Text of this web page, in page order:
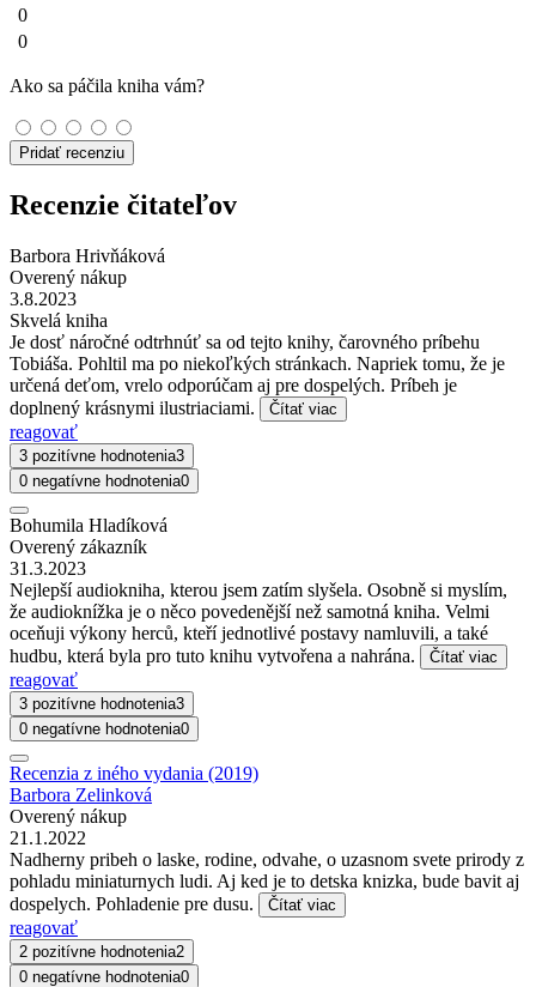
0
0
Ako sa páčila kniha vám?
Pridať recenziu
Recenzie čitateľov
Barbora Hrivňáková
Overený nákup
3.8.2023
Skvelá kniha
Je dosť náročné odtrhnúť sa od tejto knihy, čarovného príbehu
Tobiáša. Pohltil ma po niekoľkých stránkach. Napriek tomu, že je
určená deťom, vrelo odporúčam aj pre dospelých. Príbeh je
doplnený krásnymi ilustriaciami.
Čítať viac
reagovať
3 pozitívne hodnotenia3
0 negatívne hodnotenia0
Bohumila Hladíková
Overený zákazník
31.3.2023
Nejlepší audiokniha, kterou jsem zatím slyšela. Osobně si myslím,
že audioknížka je o něco povedenější než samotná kniha. Velmi
oceňuji výkony herců, kteří jednotlivé postavy namluvili, a také
hudbu, která byla pro tuto knihu vytvořena a nahrána.
Čítať viac
reagovať
3 pozitívne hodnotenia3
0 negatívne hodnotenia0
Recenzia z iného vydania (2019)
Barbora Zelinková
Overený nákup
21.1.2022
Nadherny pribeh o laske, rodine, odvahe, o uzasnom svete prirody z
pohladu miniaturnych ludi. Aj ked je to detska knizka, bude bavit aj
dospelych. Pohladenie pre dusu.
Čítať viac
reagovať
2 pozitívne hodnotenia2
0 negatívne hodnotenia0